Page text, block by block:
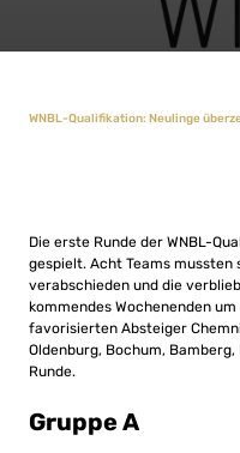
WNBL-Qualifikation: Neulinge
Die erste Runde der WNBL-
gespielt. Acht Teams mussten
verabschieden und die
kommendes Wochenenden
favorisierten Absteiger
Oldenburg, Bochum,
Runde.
Gruppe A